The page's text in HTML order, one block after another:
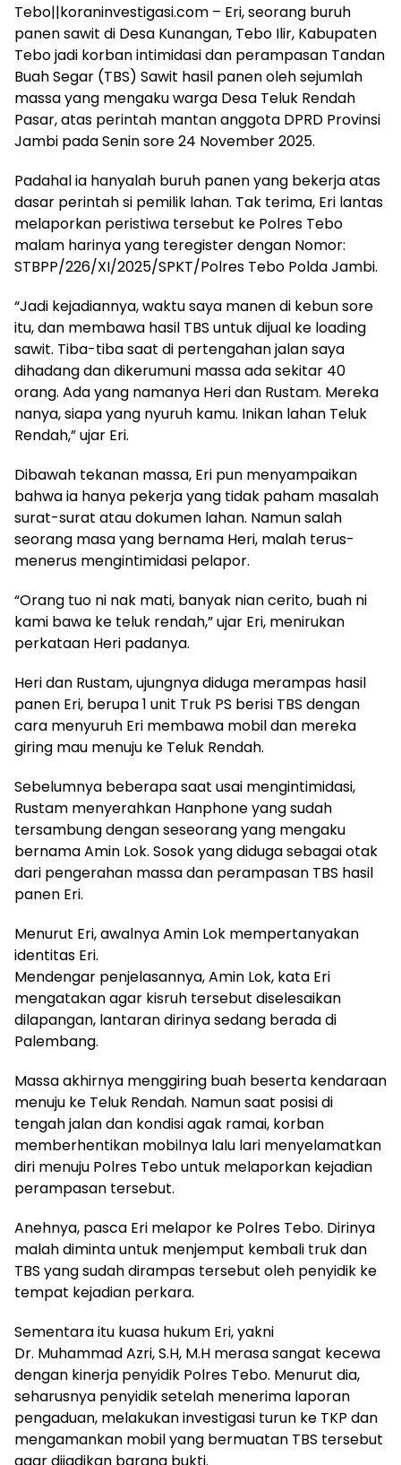
Tebo||koraninvestigasi.com – Eri, seorang buruh
panen sawit di Desa Kunangan, Tebo Ilir, Kabupaten
Tebo jadi korban intimidasi dan perampasan Tandan
Buah Segar (TBS) Sawit hasil panen oleh sejumlah
massa yang mengaku warga Desa Teluk Rendah
Pasar, atas perintah mantan anggota DPRD Provinsi
Jambi pada Senin sore 24 November 2025.
Padahal ia hanyalah buruh panen yang bekerja atas
dasar perintah si pemilik lahan. Tak terima, Eri lantas
melaporkan peristiwa tersebut ke Polres Tebo
malam harinya yang teregister dengan Nomor:
STBPP/226/XI/2025/SPKT/Polres Tebo Polda Jambi.
“Jadi kejadiannya, waktu saya manen di kebun sore
itu, dan membawa hasil TBS untuk dijual ke loading
sawit. Tiba-tiba saat di pertengahan jalan saya
dihadang dan dikerumuni massa ada sekitar 40
orang. Ada yang namanya Heri dan Rustam. Mereka
nanya, siapa yang nyuruh kamu. Inikan lahan Teluk
Rendah,” ujar Eri.
Dibawah tekanan massa, Eri pun menyampaikan
bahwa ia hanya pekerja yang tidak paham masalah
surat-surat atau dokumen lahan. Namun salah
seorang masa yang bernama Heri, malah terus-
menerus mengintimidasi pelapor.
“Orang tuo ni nak mati, banyak nian cerito, buah ni
kami bawa ke teluk rendah,” ujar Eri, menirukan
perkataan Heri padanya.
Heri dan Rustam, ujungnya diduga merampas hasil
panen Eri, berupa 1 unit Truk PS berisi TBS dengan
cara menyuruh Eri membawa mobil dan mereka
giring mau menuju ke Teluk Rendah.
Sebelumnya beberapa saat usai mengintimidasi,
Rustam menyerahkan Hanphone yang sudah
tersambung dengan seseorang yang mengaku
bernama Amin Lok. Sosok yang diduga sebagai otak
dari pengerahan massa dan perampasan TBS hasil
panen Eri.
Menurut Eri, awalnya Amin Lok mempertanyakan
identitas Eri.
Mendengar penjelasannya, Amin Lok, kata Eri
mengatakan agar kisruh tersebut diselesaikan
dilapangan, lantaran dirinya sedang berada di
Palembang.
Massa akhirnya menggiring buah beserta kendaraan
menuju ke Teluk Rendah. Namun saat posisi di
tengah jalan dan kondisi agak ramai, korban
memberhentikan mobilnya lalu lari menyelamatkan
diri menuju Polres Tebo untuk melaporkan kejadian
perampasan tersebut.
Anehnya, pasca Eri melapor ke Polres Tebo. Dirinya
malah diminta untuk menjemput kembali truk dan
TBS yang sudah dirampas tersebut oleh penyidik ke
tempat kejadian perkara.
Sementara itu kuasa hukum Eri, yakni
Dr. Muhammad Azri, S.H, M.H merasa sangat kecewa
dengan kinerja penyidik Polres Tebo. Menurut dia,
seharusnya penyidik setelah menerima laporan
pengaduan, melakukan investigasi turun ke TKP dan
mengamankan mobil yang bermuatan TBS tersebut
agar dijadikan barang bukti.